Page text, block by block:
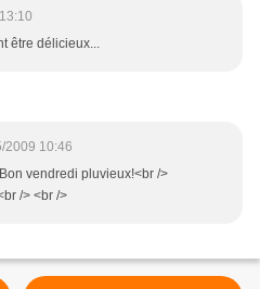
être délicieux...
2009 10:46
vendredi pluvieux!<br />
/> <br />